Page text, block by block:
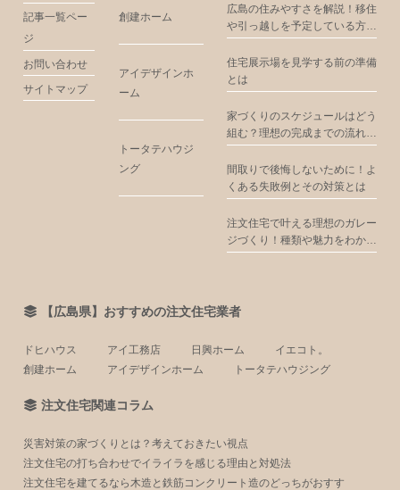
記事一覧ペー
ジ
お問い合わせ
サイトマップ
創建ホーム
アイデザインホ
ーム
トータテハウジ
ング
広島の住みやすさを解説！移住
や引っ越しを予定している方に
住宅展示場を見学する前の準備
とは
家づくりのスケジュールはどう
組む？理想の完成までの流れを
間取りで後悔しないために！よ
くある失敗例とその対策とは
注文住宅で叶える理想のガレー
ジづくり！種類や魅力をわかり
【広島県】おすすめの注文住宅業者
ドヒハウス アイ工務店 日興ホーム
イエコト。
創建ホーム
アイデザインホーム トータテハウジング
注文住宅関連コラム
災害対策の家づくりとは？考えておきたい視点
注文住宅の打ち合わせでイライラを感じる理由と対処法
注文住宅を建てるなら木造と鉄筋コンクリート造のどっちがおすす